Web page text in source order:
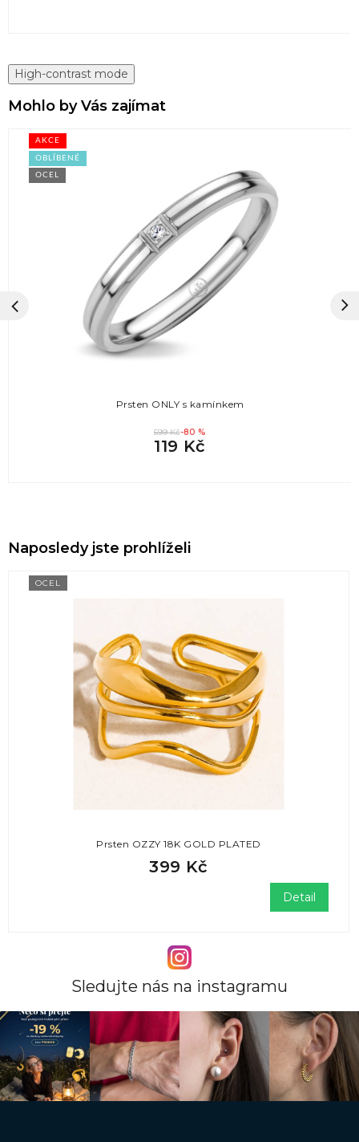
High-contrast mode
Mohlo by Vás zajímat
AKCE
OBLÍBENÉ
OCEL
Prsten ONLY s kamínkem
599 Kč-80 %
119 Kč
Naposledy jste prohlíželi
OCEL
Prsten OZZY 18K GOLD PLATED
399 Kč
Detail
Sledujte nás na instagramu